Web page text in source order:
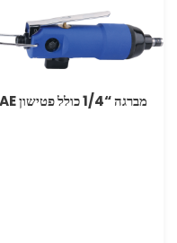
מברגה “1/4 כולל פטישון AE